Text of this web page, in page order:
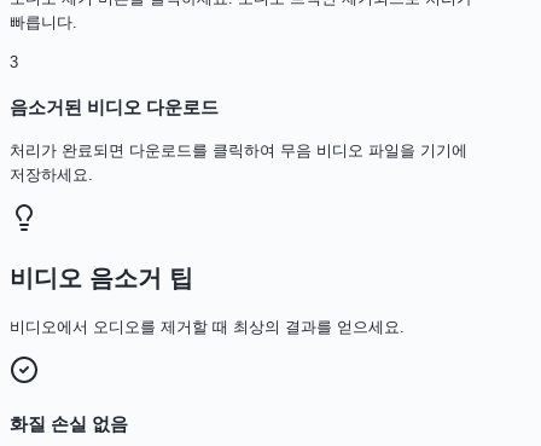
빠릅니다.
3
음소거된 비디오 다운로드
처리가 완료되면 다운로드를 클릭하여 무음 비디오 파일을 기기에
저장하세요.
비디오 음소거 팁
비디오에서 오디오를 제거할 때 최상의 결과를 얻으세요.
화질 손실 없음